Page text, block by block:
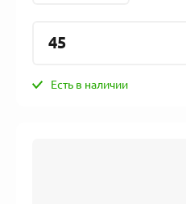
45
Есть в наличии